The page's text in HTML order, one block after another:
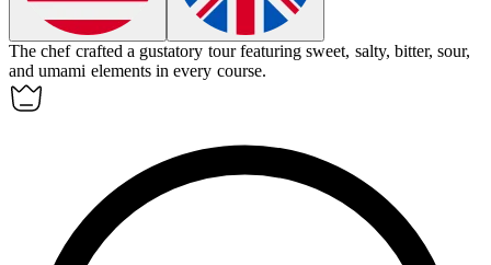
The chef crafted a gustatory tour featuring sweet, salty, bitter, sour,
and umami elements in every course.